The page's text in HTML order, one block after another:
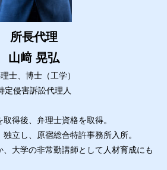
コンタクト
所長代理
山﨑 晃弘
士、博士（工学）
定侵害訴訟代理人
得後、弁理士資格を取得。
立し、原宿総合特許事務所入所。
大学の非常勤講師として人材育成にも